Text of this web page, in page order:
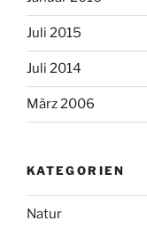
Juli 2015
Juli 2014
März 2006
KATEGORIEN
Natur